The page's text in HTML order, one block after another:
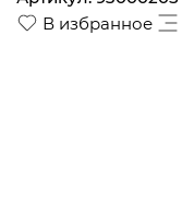
В избранное